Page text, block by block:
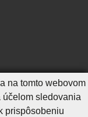
osobných údajov
na tomto webovom
účelom sledovania
prispôsobeniu